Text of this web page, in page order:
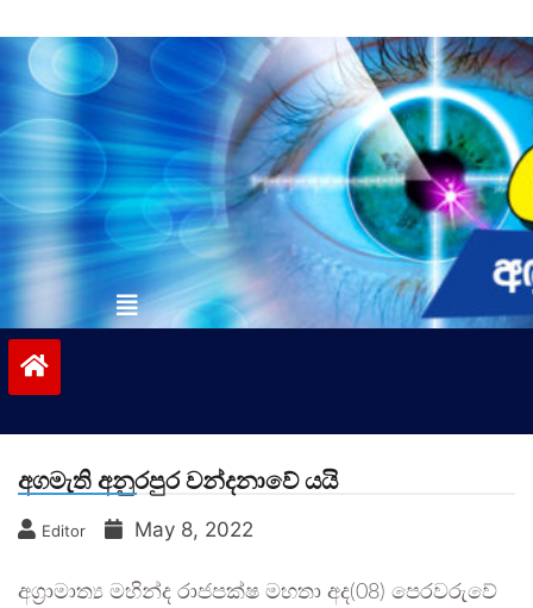
to
contentvinivida.lk
අගමැති අනුරපුර වන්දනාවේ යයි
Editor May 8, 2022
අග්‍රාමාත්‍ය මහින්ද රාජපක්ෂ මහතා අද(08) පෙරවරුවේ